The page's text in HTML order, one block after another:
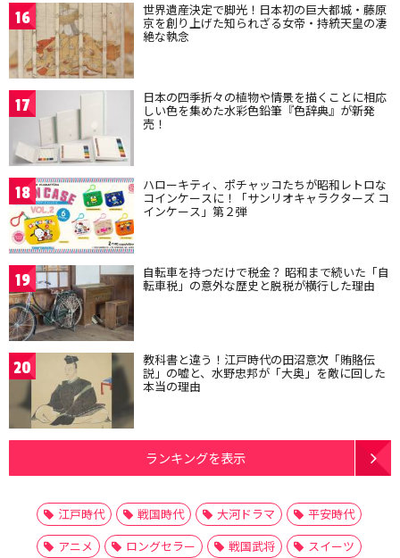
16 世界遺産決定で脚光！日本初の巨大都城・藤原
京を創り上げた知られざる女帝・持統天皇の凄
絶な執念
17 日本の四季折々の植物や情景を描くことに相応
しい色を集めた水彩色鉛筆『色辞典』が新発
売！
18 ハローキティ、ポチャッコたちが昭和レトロな
コインケースに！「サンリオキャラクターズ コ
インケース」第２弾
19 自転車を持つだけで税金？ 昭和まで続いた「自
転車税」の意外な歴史と脱税が横行した理由
20 教科書と違う！江戸時代の田沼意次「賄賂伝
説」の嘘と、水野忠邦が「大奥」を敵に回した
本当の理由
ランキングを表示
江戸時代 戦国時代 大河ドラマ
平安時代
アニメ
ロングセラー 戦国武将
スイーツ